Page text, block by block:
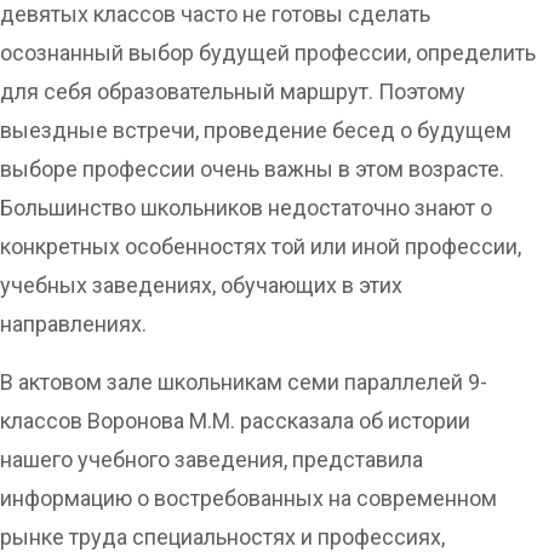
девятых классов часто не готовы сделать
осознанный выбор будущей профессии, определить
для себя образовательный маршрут. Поэтому
выездные встречи, проведение бесед о будущем
выборе профессии очень важны в этом возрасте.
Большинство школьников недостаточно знают о
конкретных особенностях той или иной профессии,
учебных заведениях, обучающих в этих
направлениях.
В актовом зале школьникам семи параллелей 9-
классов Воронова М.М. рассказала об истории
нашего учебного заведения, представила
информацию о востребованных на современном
рынке труда специальностях и профессиях,